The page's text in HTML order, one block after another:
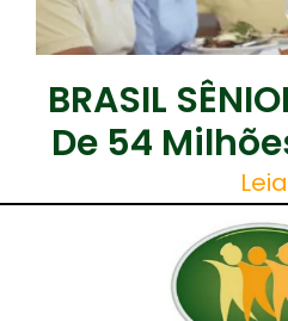
BRASIL
De 54